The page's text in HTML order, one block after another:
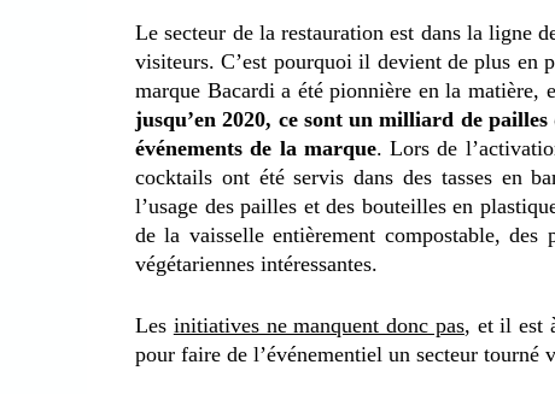
Le secteur de la restauration est dans la ligne
visiteurs. C’est pourquoi il devient de plus en
marque Bacardi a été pionnière en la matière,
jusqu’en 2020, ce sont un milliard de pailles
événements de la marque. Lors de
cocktails ont été servis dans des tasses en
l’usage des pailles et des bouteilles en
de la vaisselle entièrement compostable, des
végétariennes intéressantes.
Les initiatives ne manquent donc pas, et il est
pour faire de l’événementiel un secteur tourné